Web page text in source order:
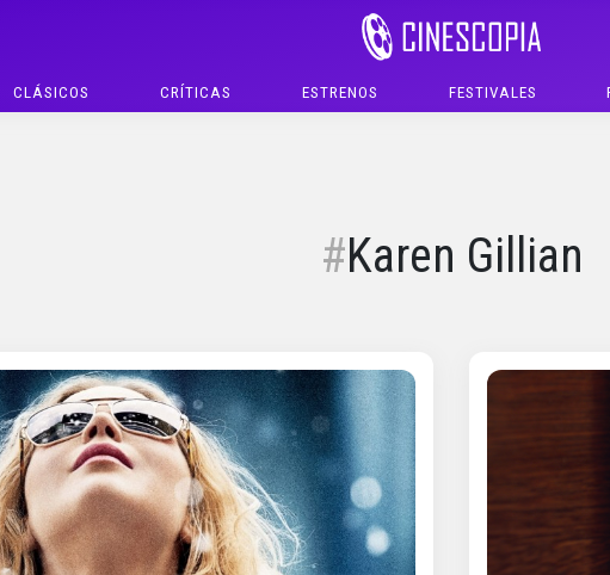
CLÁSICOS CRÍTICAS ESTRENOS FESTIVALES
Karen Gillian